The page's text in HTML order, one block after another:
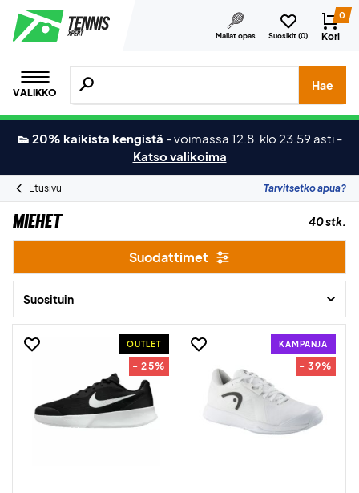
Mailat opas Suosikit (0)
0
Kori
VALIKKO
Hae tuotteita, merkkejä jne.
Hae
👟 20% kaikista kengistä -voimassa 12.8. klo 23.59 asti -
Katso valikoima
Etusivu Tarvitsetko apua?
Miehet 40 stk.
Suodattimet
Suosituin
OUTLET
- 25%
KAMPANJA
- 39%